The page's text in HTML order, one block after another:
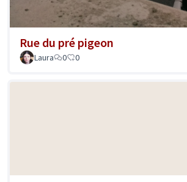
Rue du pré pigeon
Laura 0 0